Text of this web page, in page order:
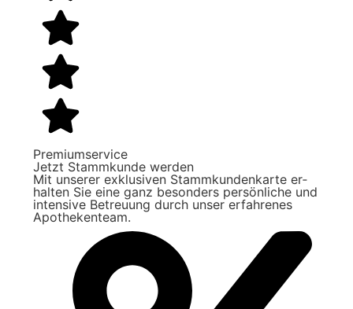
Premiumservice
Jetzt Stamm­kunde werden
Mit unserer exklusiven Stamm­kunden­karte er­
halten Sie eine ganz be­sonders persönliche und
intensive Be­treu­ung durch unser erfahrenes
Apo­theken­team.